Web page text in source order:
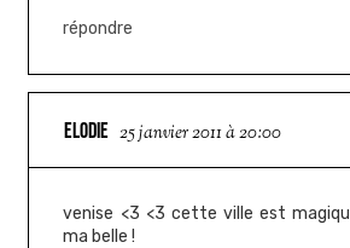
répondre
ELODIE 25 janvier 2011 à 20:00
venise <3 <3 cette ville est
ma belle !